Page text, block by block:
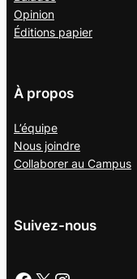
Opinion
Éditions papier
À propos
L’équipe
Nous joindre
Collaborer au Campus
Suivez-nous